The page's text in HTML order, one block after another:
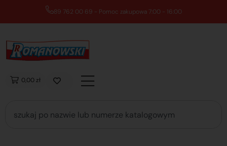
89 762 00 69 - Pomoc zakupowa 7:00 - 16:00
0,00 zł